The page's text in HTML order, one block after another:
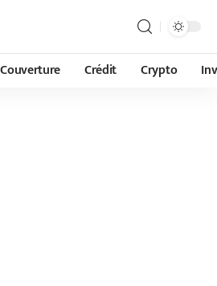
Couverture Crédit Crypto